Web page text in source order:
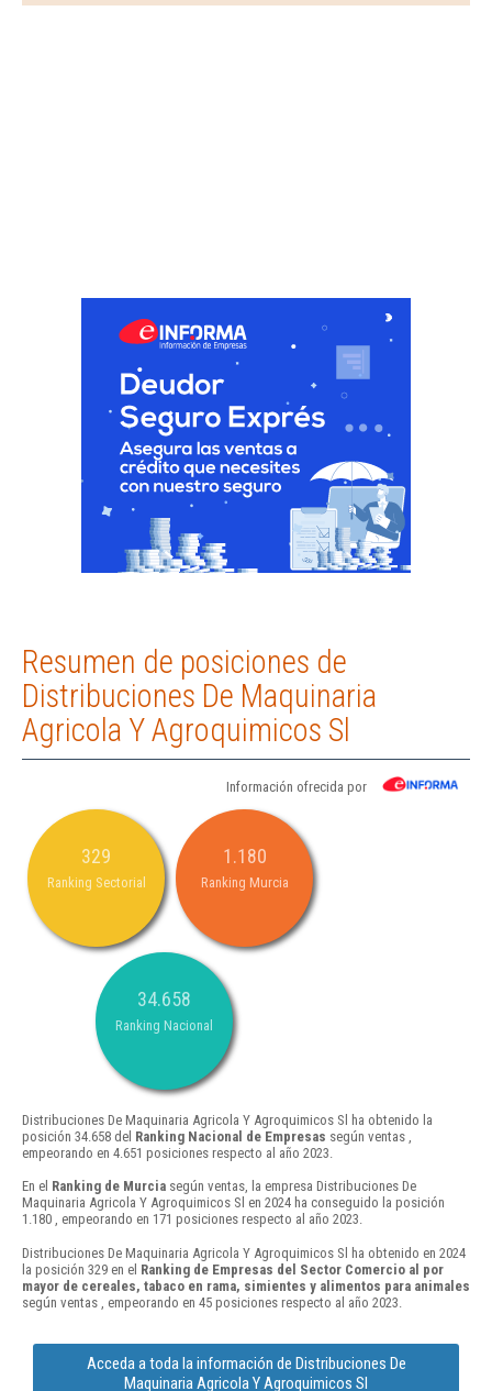
Resumen de posiciones de
Distribuciones De Maquinaria
Agricola Y Agroquimicos Sl
Información ofrecida por
329
Ranking Sectorial
1.180
Ranking Murcia
34.658
Ranking Nacional
Distribuciones De Maquinaria Agricola Y Agroquimicos Sl ha obtenido la
posición 34.658 del Ranking Nacional de Empresas según ventas ,
empeorando en 4.651 posiciones respecto al año 2023.
En el Ranking de Murcia según ventas, la empresa Distribuciones De
Maquinaria Agricola Y Agroquimicos Sl en 2024 ha conseguido la posición
1.180 , empeorando en 171 posiciones respecto al año 2023.
Distribuciones De Maquinaria Agricola Y Agroquimicos Sl ha obtenido en 2024
la posición 329 en el Ranking de Empresas del Sector Comercio al por
mayor de cereales, tabaco en rama, simientes y alimentos para animales
según ventas , empeorando en 45 posiciones respecto al año 2023.
Acceda a toda la información de Distribuciones De
Maquinaria Agricola Y Agroquimicos Sl